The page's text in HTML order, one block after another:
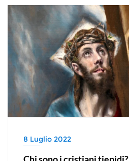
8 Luglio 2022
Chi sono i cristiani tiepidi?